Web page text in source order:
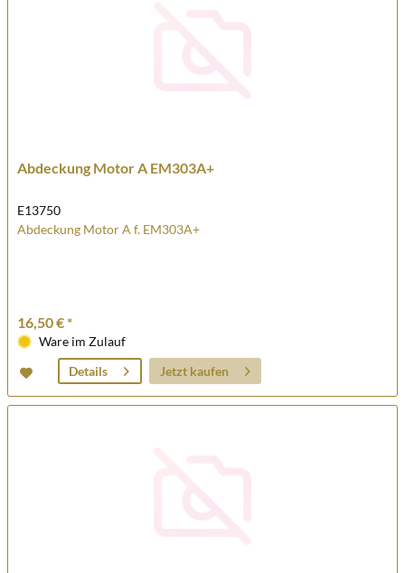
Abdeckung Motor A EM303A+
E13750
Abdeckung Motor A f. EM303A+
16,50 € *
Ware im Zulauf
Details
Jetzt kaufen